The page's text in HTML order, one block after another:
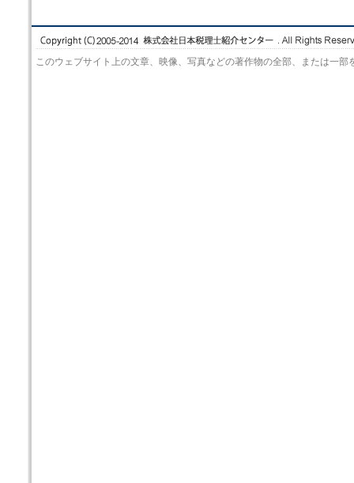
このウェブサイト上の文章、映像、写真などの著作物の全部、または一